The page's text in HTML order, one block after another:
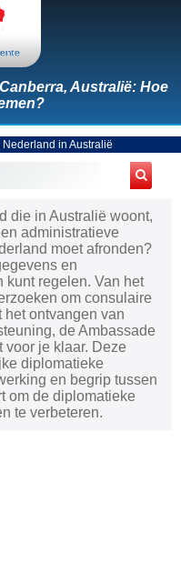
Australië: Hoe
in Australië
die in Australië woont,
administratieve
moet afronden?
en
kunt regelen. Van het
om consulaire
het ontvangen van
de Ambassade
voor je klaar. Deze
diplomatieke
en begrip tussen
om de diplomatieke
te verbeteren.